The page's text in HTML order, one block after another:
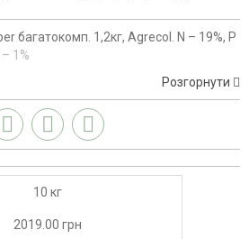
багатокомп. 1,2кг, Agrecol. N – 19%, P
1%
Розгорнути
10 кг
2019.00 грн